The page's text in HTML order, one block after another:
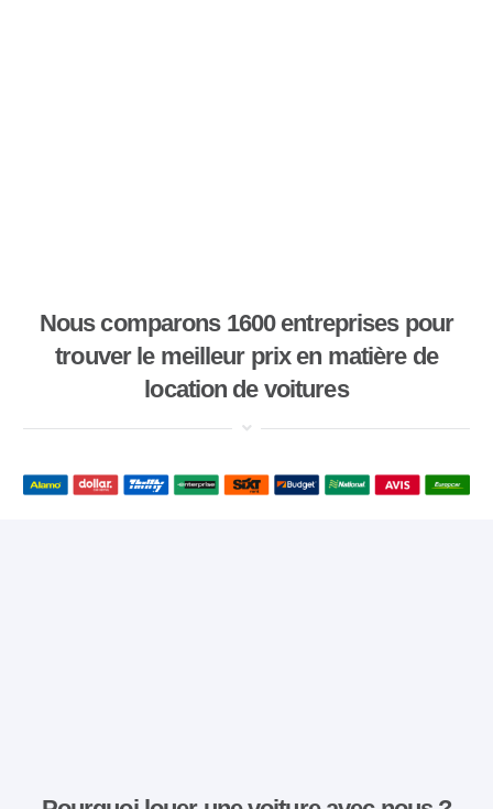
Nous comparons 1600 entreprises pour
trouver le meilleur prix en matière de
location de voitures